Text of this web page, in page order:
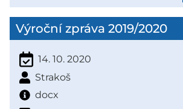
Výroční zpráva 2019/2020
14. 10. 2020
Strakoš
docx